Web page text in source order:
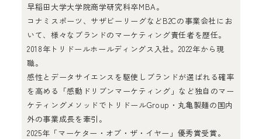
早稲田大学大学院商学研究科卒MBA。
コナミスポーツ、サザビーリーグなどB2Cの事業会社にお
いて、様々なブランドのマーケティング責任者を歴任。
2018年トリドールホールディングス入社。2022年から現
職。
感性とデータサイエンスを駆使しブランドが選ばれる確率
を高める「感動ドリブンマーケティング」など独自のマー
ケティングメソッドでトリドールGroup・丸亀製麺の国内
外の事業成長を牽引。
2025年「マーケター・オブ・ザ・イヤー」優秀賞受賞。